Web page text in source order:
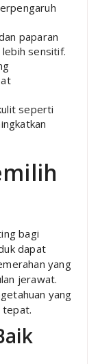
paparan
sensitif.
seperti
bagi
dapat
yang
jerawat.
yang
tepat.